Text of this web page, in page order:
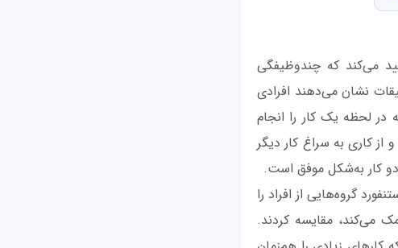
می‌کند که چندوظیفگی
نشان می‌دهند افرادی
در لحظه یک کار را انجام
از کاری به‌ سراغ کار دیگر
دو کار به‌شکل موفق است.
گروه‌هایی از افراد را
می‌کند، مقایسه کردند.